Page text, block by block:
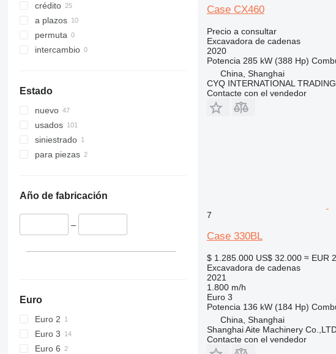
375
390
395
C-series
GC
M-series
PC
crédito
a plazos
permuta
intercambio
Estado
nuevo
usados
siniestrado
para piezas
Año de fabricación
–
Euro
Euro 2
Euro 3
Euro 6
Case CX460
Precio a consultar
Excavadora de cadenas
2020
Potencia 285 kW (388 Hp)
China, Shanghai
CYQ INTERNATIONAL
Contacte con el vendedor
7
Case 330BL
$ 1.285.000 US$ 32.000 ≈ EUR
Excavadora de cadenas
2021
1.800 m/h
Euro 3
Potencia 136 kW (184 Hp)
China, Shanghai
Shanghai Aite Machinery
Contacte con el vendedor